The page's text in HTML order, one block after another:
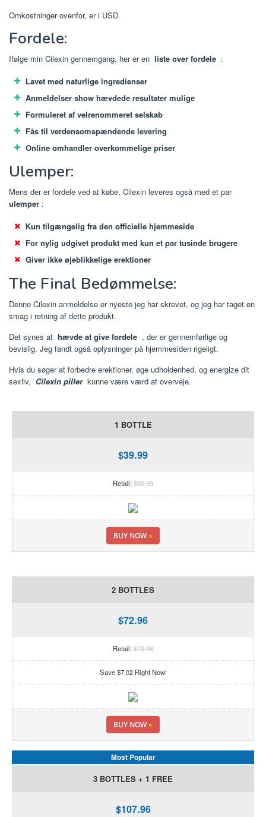
Omkostninger ovenfor, er i USD.
Fordele:
Ifølge min Cilexin gennemgang, her er en liste over fordele :
Lavet med naturlige ingredienser
Anmeldelser show hævdede resultater mulige
Formuleret af velrenommeret selskab
Fås til verdensomspændende levering
Online omhandler overkommelige priser
Ulemper:
Mens der er fordele ved at købe, Cilexin leveres også med et par
ulemper :
Kun tilgængelig fra den officielle hjemmeside
For nylig udgivet produkt med kun et par tusinde brugere
Giver ikke øjeblikkelige erektioner
The Final Bedømmelse:
Denne Cilexin anmeldelse er nyeste jeg har skrevet, og jeg har taget en
smag i retning af dette produkt.
Det synes at hævde at give fordele , der er gennemførlige og
bevislig. Jeg fandt også oplysninger på hjemmesiden rigeligt.
Hvis du søger at forbedre erektioner, øge udholdenhed, og energize dit
sexliv, Cilexin piller kunne være værd at overveje.
1 BOTTLE
$39.99
Retail:$39.99
BUY NOW»
2 BOTTLES
$72.96
Retail:$79.98
Save $7.02 Right Now!
BUY NOW»
Most Popular
3 BOTTLES + 1 FREE
$107.96